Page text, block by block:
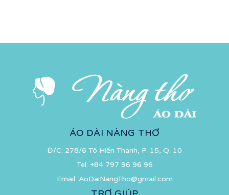
ÁO DÀI NÀNG THƠ
Đ/C: 278/6 Tô Hiến Thành, P. 15, Q. 10
Tel: +84 797 96 96 96
Email: AoDaiNangTho@gmail.com